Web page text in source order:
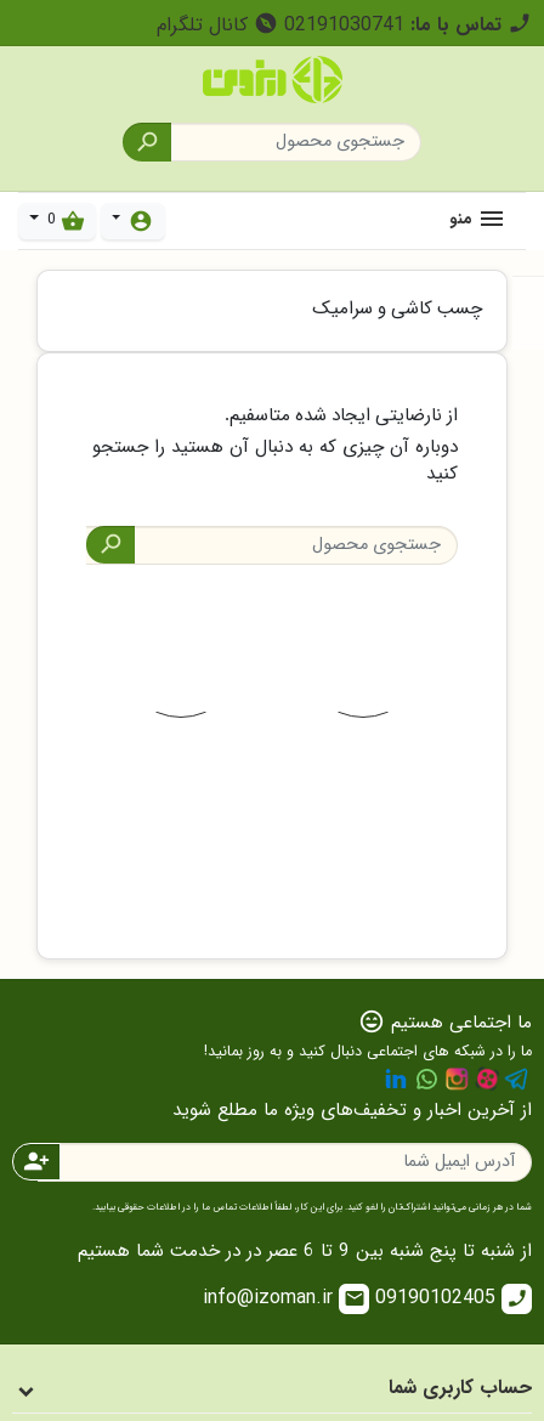
تماس با ما: 02191030741
exploreکانال تلگرام
منو shopping_basket
0
چسب کاشی و سرامیک
از نارضایتی ایجاد شده متاسفیم.
دوباره آن چیزی که به دنبال آن هستید را جستجو
هستیمsentiment_very_satisfied
در شبکه های اجتماعی دنبال کنید و به روز بمانید!
اخبار و تخفیف‌های ویژه ما مطلع شوید
هر زمانی می‌توانید اشتراک‌تان را لغو کنید. برای این کار، لطفاً اطلاعات تماس ما را در اطلاعات حقوقی بیابید.
تا پنج شنبه بین 9 تا 6 عصر در در خدمت شما هستیم
09190102405
email
info@izoman.ir
کاربری شما